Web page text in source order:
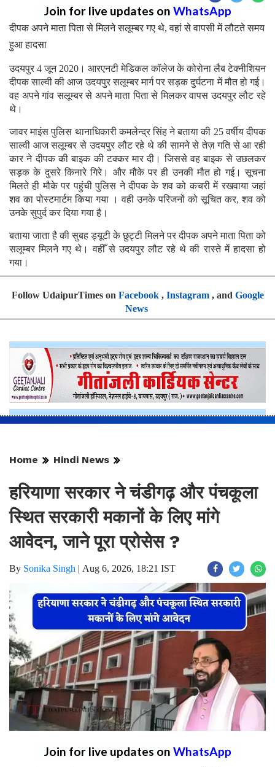
Join for live updates on WhatsApp
दीपक अपने माता पिता से मिलने सलूम्बर गए थे, वहां से वापसी में लौटते समय
हुआ हादसा
उदयपुर 4 जून 2020। आरएनटी मेडिकल कॉलेज के कोरोना लैब टेक्नीशियन
दीपक साल्वी की आज उदयपुर सलूम्बर मार्ग पर सड़क दुर्घटना में मौत हो गई।
वह अपने गांव सलूम्बर से अपने माता पिता से मिलकर वापस उदयपुर लौट रहे
थे।
जावर माइंस पुलिस थानाधिकारी कमलेन्द्र सिंह ने बताया की 25 वर्षीय दीपक
साल्वी आज सलूम्बर से उदयपुर लौट रहे थे की सामने से तेज़ गति से आ रही
कार ने दीपक की बाइक की टक्कर मार दी। जिससे वह बाइक से उछलकर
सड़क के दुसरे किनारे गिरे। और मौके पर ही उनकी मौत हो गई। सूचना
मिलते ही मौके पर पहुंची पुलिस ने दीपक के शव को कचरी में रखवाया जहां
शव का पोस्टमार्टम किया गया । वही उनके परिजनों को सूचित कर, शव को
उनके सुपुर्द कर दिया गया है।
बताया जाता है की सुबह ड्यूटी के छुट्टी मिलने पर दीपक अपने माता पिता को
सलूम्बर मिलने गए थे। वहीँ से उदयपुर लौट रहे थे की रास्ते में हादसा हो
गया।
Follow UdaipurTimes on Facebook, Instagram, and Google
News
Home Hindi News
हरियाणा सरकार ने चंडीगढ़ और पंचकूला
स्थित सरकारी मकानों के लिए मांगे
आवेदन, जाने पूरा प्रोसेस ?
By Sonika Singh | Aug 6, 2026, 18:21 IST
Join for live updates on WhatsApp